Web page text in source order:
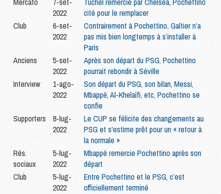
2022
cité pour le remplacer
Club
6-set-
2022
Contrairement à Pochettino, Galtier n’a
pas mis bien longtemps à s’installer à
Paris
Anciens
5-set-
2022
Après son départ du PSG, Pochettino
pourrait rebondir à Séville
Interview
1-ago-
2022
Son départ du PSG, son bilan, Messi,
Mbappé, Al-Khelaïfi, etc, Pochettino se
confie
Supporters
8-lug-
2022
Le CUP se félicite des changements au
PSG et s'estime prêt pour un « retour à
la normale »
Rés.
sociaux
5-lug-
2022
Mbappé remercie Pochettino après son
départ
Club
5-lug-
2022
Entre Pochettino et le PSG, c’est
officiellement terminé